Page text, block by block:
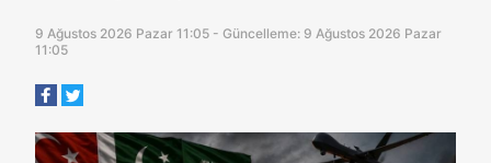
9 Ağustos 2026 Pazar 11:05 - Güncelleme: 9 Ağustos 2026 Pazar
11:05